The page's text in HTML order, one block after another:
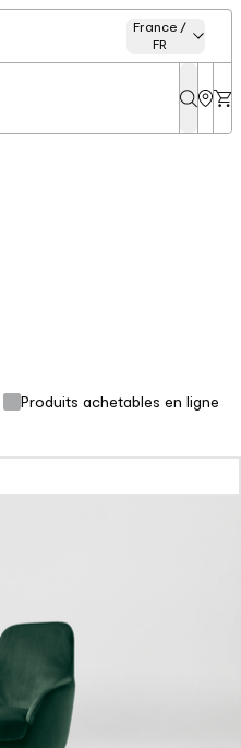
France /
FR
Produits achetables en ligne